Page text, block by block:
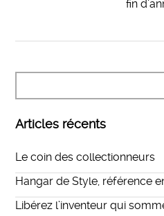
fin
Articles récents
Le coin des collectionneurs
Hangar de Style, référence
Libérez l’inventeur qui